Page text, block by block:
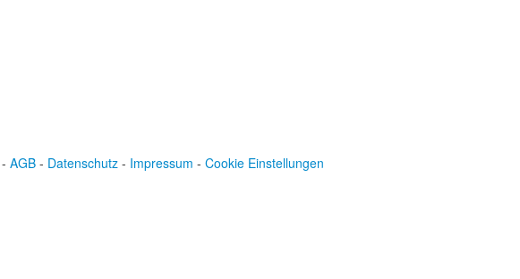
- AGB - Datenschutz - Impressum - Cookie Einstellungen